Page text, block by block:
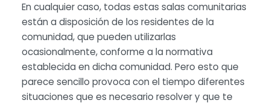
En cualquier caso, todas estas salas comunitarias
están a disposición de los residentes de la
comunidad, que pueden utilizarlas
ocasionalmente, conforme a la normativa
establecida en dicha comunidad. Pero esto que
parece sencillo provoca con el tiempo diferentes
situaciones que es necesario resolver y que te